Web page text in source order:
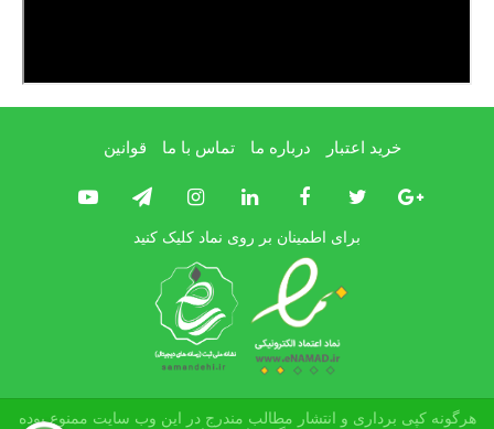
خرید اعتبار درباره ما تماس با ما قوانین
برای اطمینان بر روی نماد کلیک کنید
هرگونه کپی برداری و انتشار مطالب مندرج در این وب سایت ممنوع بوده